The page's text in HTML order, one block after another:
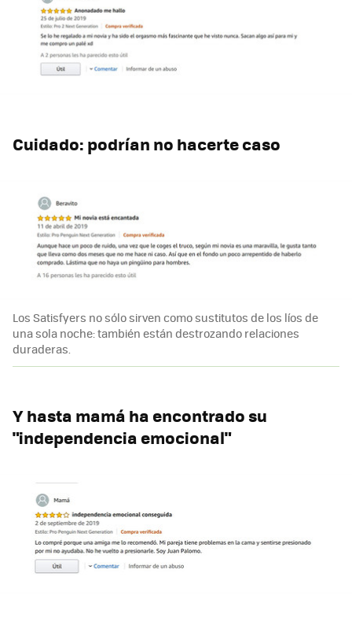
Cuidado: podrían no hacerte caso
Los Satisfyers no sólo sirven como sustitutos de los líos de
una sola noche: también están destrozando relaciones
duraderas.
Y hasta mamá ha encontrado su
"independencia emocional"